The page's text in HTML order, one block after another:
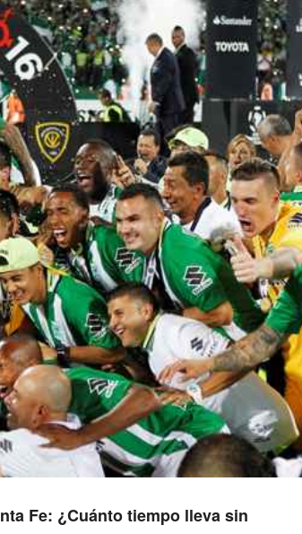
Fe: ¿Cuánto tiempo lleva sin